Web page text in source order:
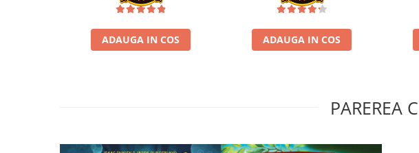
Star Wars Unlimited
ADAUGA IN COS ADAUGA IN COS
PAREREA